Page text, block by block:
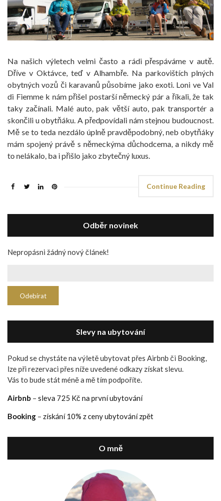
Na našich výletech velmi často a rádi přespáváme v autě.
Dříve v Oktávce, teď v Alhambře. Na parkovištích plných
obytných vozů či karavanů působíme jako exoti. Loni ve Val
di Fiemme k nám přišel postarší německý pár a říkali, že tak
taky začínali. Malé auto, pak větší auto, pak transportér a
skončili u obytňáku. A předpovídali nám stejnou budoucnost.
Mě se to teda nezdálo úplně pravděpodobný, neb obytňáky
mám spojený právě s německýma důchodcema, a nikdy mě
to nelákalo, ba i přišlo jako zbytečný luxus.
Continue Reading
Odběr novinek
Nepropásni žádný nový článek!
Slevy na ubytování
Pokud se chystáte na výletě ubytovat přes Airbnb či Booking,
lze při rezervaci přes níže uvedené odkazy získat slevu.
Vás to bude stát méně a mě tím podpoříte.
Airbnb – sleva 725 Kč na první ubytování
Booking – získání 10% z ceny ubytování zpět
O mně